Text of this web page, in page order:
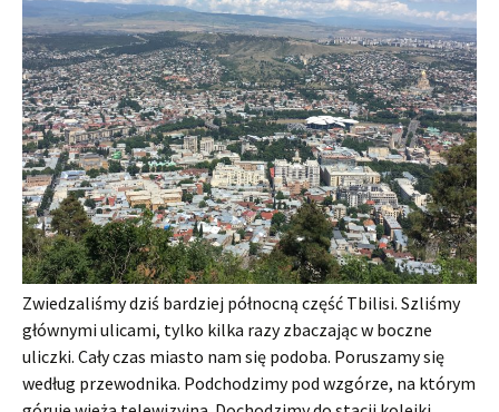
Zwiedzaliśmy dziś bardziej północną część Tbilisi. Szliśmy
głównymi ulicami, tylko kilka razy zbaczając w boczne
uliczki. Cały czas miasto nam się podoba. Poruszamy się
według przewodnika. Podchodzimy pod wzgórze, na którym